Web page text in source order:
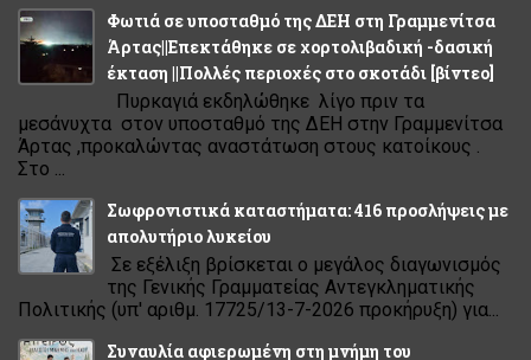
Φωτιά σε υποσταθμό της ΔΕΗ στη Γραμμενίτσα
Άρτας||Επεκτάθηκε σε χορτολιβαδική -δασική
έκταση ||Πολλές περιοχές στο σκοτάδι [βίντεο]
Πυρκαγιά εκδηλώθηκε λίγο πριν τα
μεσάνυχτα στον υποσταθμό της ΔΕΗ στην Γραμμενίτσα
Άρτας ,προκαλώντας αναστάτωση στους κατοίκους .
Στο ...
Σωφρονιστικά καταστήματα: 416 προσλήψεις με
απολυτήριο λυκείου
Σε εξέλιξη βρίσκεται ο μεγάλος διαγωνισμός
της Γενικής Γραμματείας Αντεγκληματικής
Πολιτικής (υπ' αριθμ. 17725/13-7-2026 προκήρυξη) για...
Συναυλία αφιερωμένη στη μνήμη του